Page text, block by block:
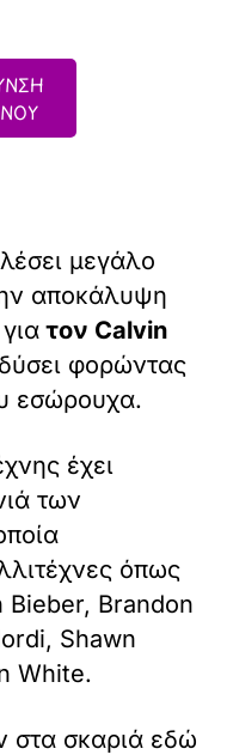
μεγάλο
αποκάλυψη
τον Calvin
φορώντας
εσώρουχα.
έχει
των
όπως
Bieber, Brandon
Shawn
White.
στα σκαριά εδώ